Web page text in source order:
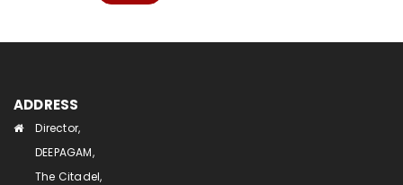
ADDRESS
Director,
DEEPAGAM,
The Citadel,